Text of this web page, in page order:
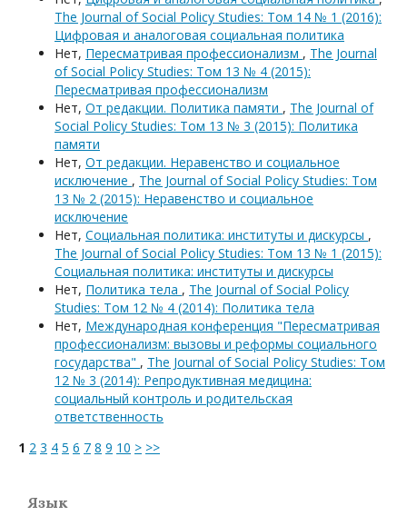
The Journal of Social Policy Studies: Том 14 № 1 (2016):
Цифровая и аналоговая социальная политика
Нет, Пересматривая профессионализм , The Journal
of Social Policy Studies: Том 13 № 4 (2015):
Пересматривая профессионализм
Нет, От редакции. Политика памяти , The Journal of
Social Policy Studies: Том 13 № 3 (2015): Политика
памяти
Нет, От редакции. Неравенство и социальное
исключение , The Journal of Social Policy Studies: Том
13 № 2 (2015): Неравенство и социальное
исключение
Нет, Социальная политика: институты и дискурсы ,
The Journal of Social Policy Studies: Том 13 № 1 (2015):
Социальная политика: институты и дискурсы
Нет, Политика тела , The Journal of Social Policy
Studies: Том 12 № 4 (2014): Политика тела
Нет, Международная конференция "Пересматривая
профессионализм: вызовы и реформы социального
государства" , The Journal of Social Policy Studies: Том
12 № 3 (2014): Репродуктивная медицина:
социальный контроль и родительская
ответственность
1 2 3 4 5 6 7 8 9 10 > >>
Язык